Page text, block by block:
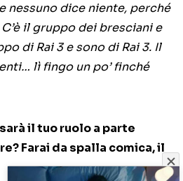
nessuno dice niente, perché
il gruppo dei bresciani e
di Rai 3 e sono di Rai 3. Il
lì fingo un po’ finché
il tuo ruolo a parte
Farai da spalla comica, il